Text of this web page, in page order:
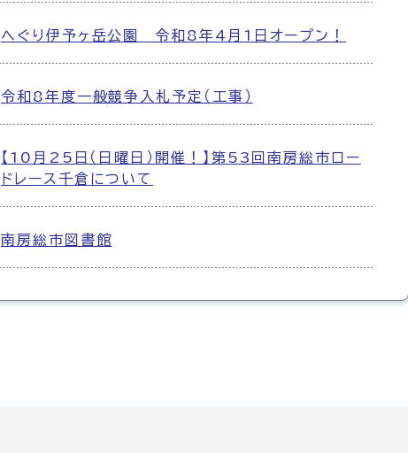
へぐり伊予ヶ岳公園 令和8年4月1日オープン！
令和8年度一般競争入札予定（工事）
【10月25日（日曜日）開催！】第53回南房総市ロー
ドレース千倉について
南房総市図書館